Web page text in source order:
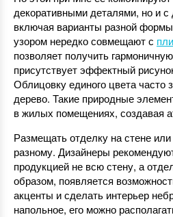
декоративными деталями, но и
включая варианты разной
узором нередко совмещают с
позволяет получить
присутствует эффектный
Облицовку единого цвета часто
дерево. Такие природные
в жилых помещениях, создавая
Размещать отделку на стене
разному. Дизайнеры
продукцией не всю стену, а
образом, появляется
акценты и сделать интерьер
напольное, его можно